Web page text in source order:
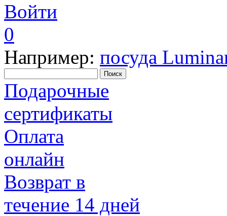
Войти
0
Например: посуда
Поиск
Подарочные
сертификаты
Оплата
онлайн
Возврат в
течение 14 дней